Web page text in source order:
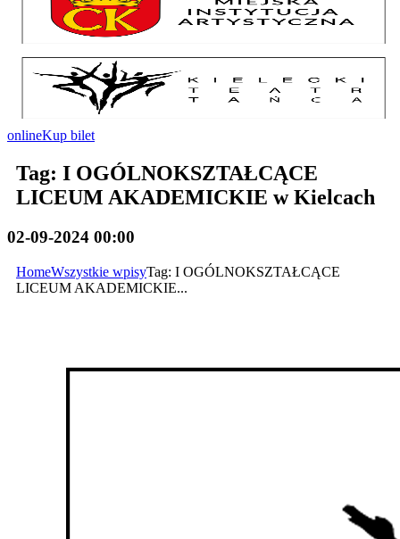
onlineKup bilet
Tag: I OGÓLNOKSZTAŁCĄCE
LICEUM AKADEMICKIE w Kielcach
02-09-2024 00:00
HomeWszystkie wpisyTag: I OGÓLNOKSZTAŁCĄCE
LICEUM AKADEMICKIE...